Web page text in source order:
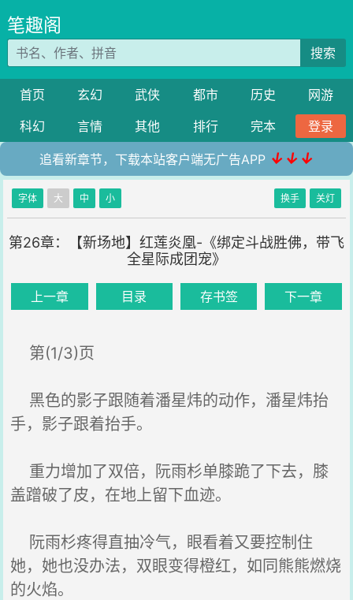
笔趣阁
搜索
首页 玄幻 武侠 都市 历史
网游
科幻
言情 其他 排行 完本 登录
追看新章节，下载本站客户端无广告APP ↓↓↓
字体 大 中 小 换手 关灯
第26章：【新场地】红莲炎凰-《绑定斗战胜佛，带飞
全星际成团宠》
上一章 目录 存书签 下一章
第(1/3)页
黑色的影子跟随着潘星炜的动作，潘星炜抬
手，影子跟着抬手。
重力增加了双倍，阮雨杉单膝跪了下去，膝
盖蹭破了皮，在地上留下血迹。
阮雨杉疼得直抽冷气，眼看着又要控制住
她，她也没办法，双眼变得橙红，如同熊熊燃烧
的火焰。